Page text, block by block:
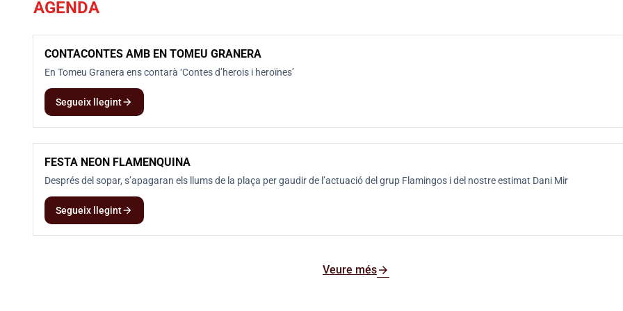
AGENDA
8
AGO
CONTACONTES AMB EN TOMEU GRANERA
En Tomeu Granera ens contarà ‘Contes d’herois i heroïnes’
Segueix llegintarrow_forward
8
AGO
FESTA NEON FLAMENQUINA
Després del sopar, s’apagaran els llums de la plaça per gaudir de l’actuació del grup Flamingos i del nostre estimat Dani Mir
Segueix llegintarrow_forward
Veure mésarrow_forward